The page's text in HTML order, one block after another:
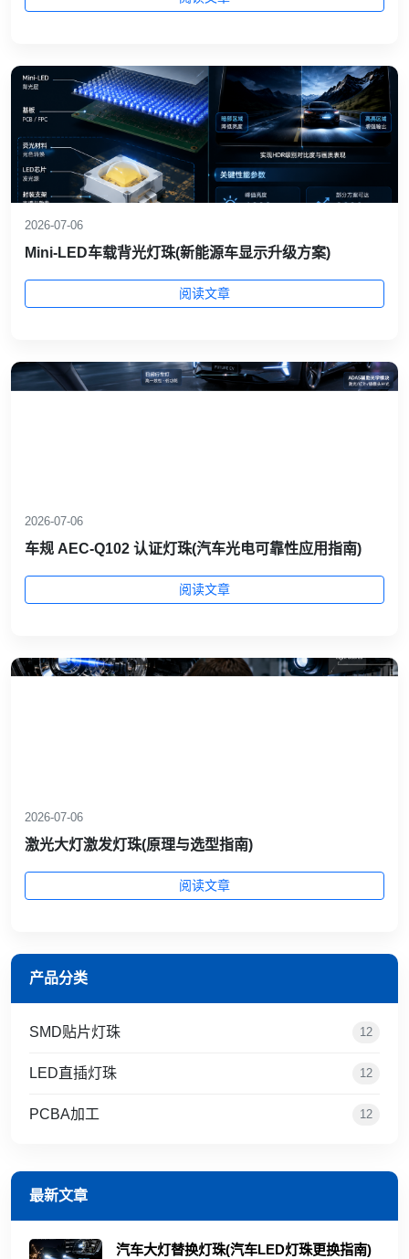
2026-07-06
Mini‑LED车载背光灯珠(新能源车显示升级方案)
阅读文章
2026-07-06
车规 AEC‑Q102 认证灯珠(汽车光电可靠性应用指南)
阅读文章
2026-07-06
激光大灯激发灯珠(原理与选型指南)
阅读文章
产品分类
SMD贴片灯珠 12
LED直插灯珠 12
PCBA加工 12
最新文章
汽车大灯替换灯珠(汽车LED灯珠更换指南)